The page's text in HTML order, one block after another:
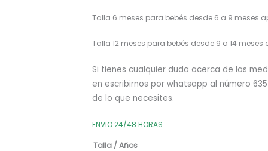
Talla 6 meses para bebés desde 6 a 9 meses
Talla 12 meses para bebés desde 9 a 14
Si tienes cualquier duda acerca de las
en escribirnos por whatsapp al número
de lo que necesites.
ENVIO 24/48 HORAS
Talla / Años